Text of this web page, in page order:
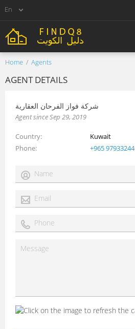
Home Agents
AGENT DETAILS
شركة فواز الفرحان العقارية
Agent since Sep 29, 2019
Country
Kuwait
Phone
+965 97933244